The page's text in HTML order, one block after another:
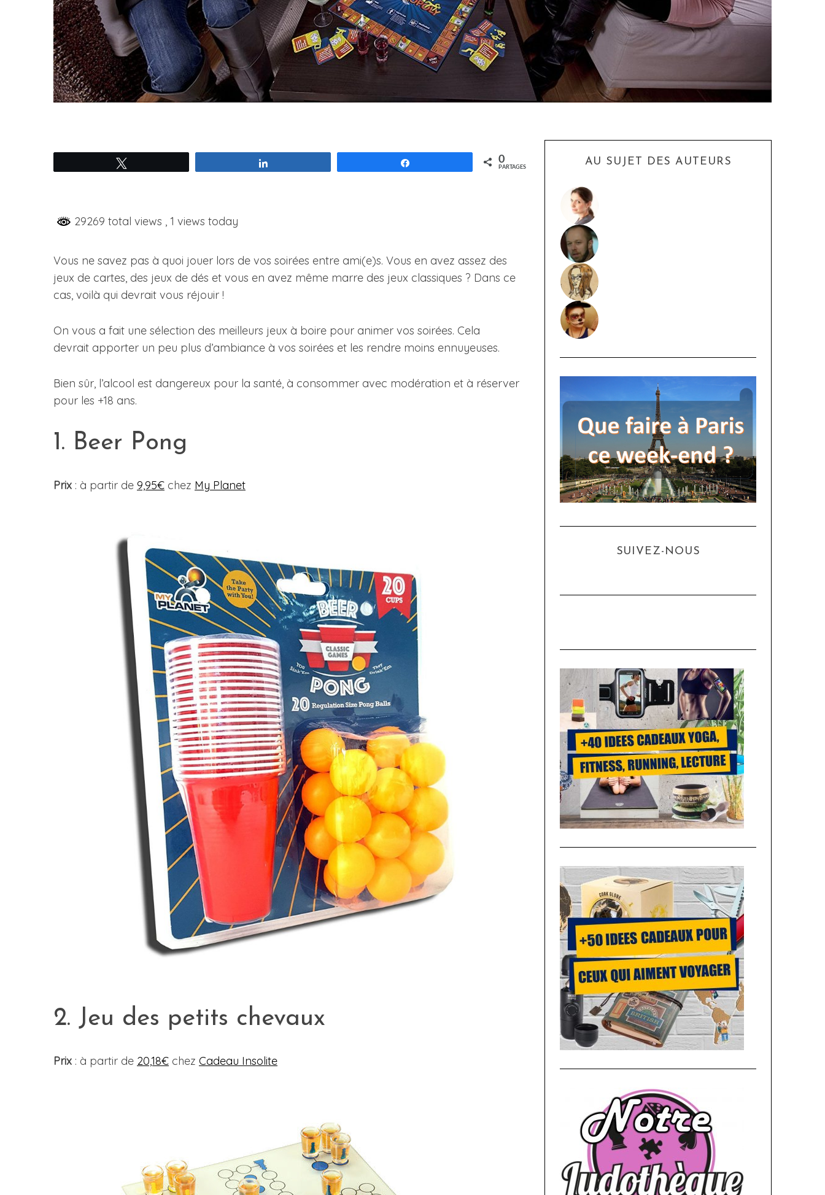
0
PARTAGES
29269 total views , 1 views today
Vous ne savez pas à quoi jouer lors de vos soirées entre ami(e)s. Vous en avez assez des
jeux de cartes, des jeux de dés et vous en avez même marre des jeux classiques ? Dans ce
cas, voilà qui devrait vous réjouir !
On vous a fait une sélection des meilleurs jeux à boire pour animer vos soirées. Cela
devrait apporter un peu plus d’ambiance à vos soirées et les rendre moins ennuyeuses.
Bien sûr, l’alcool est dangereux pour la santé, à consommer avec modération et à réserver
pour les +18 ans.
1. Beer Pong
Prix : à partir de 9,95€ chez My Planet
2. Jeu des petits chevaux
Prix : à partir de 20,18€ chez Cadeau Insolite
AU SUJET DES AUTEURS
SUIVEZ-NOUS
c
r